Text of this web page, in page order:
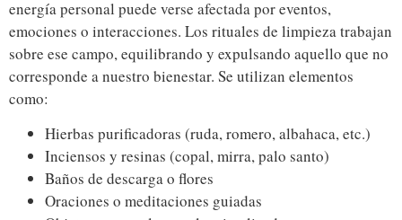
energía personal puede verse afectada por eventos,
emociones o interacciones. Los rituales de limpieza trabajan
sobre ese campo, equilibrando y expulsando aquello que no
corresponde a nuestro bienestar. Se utilizan elementos
como:
Hierbas purificadoras (ruda, romero, albahaca, etc.)
Inciensos y resinas (copal, mirra, palo santo)
Baños de descarga o flores
Oraciones o meditaciones guiadas